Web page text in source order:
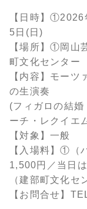
【日時】
5日(日)
【場所】①岡
町文化センター
【内容】モーツ
の生演奏
(フィガロの結
ーチ・レクイエ
【対象】一般
【入場料】①（
1,500円／当日
（建部町文化セ
【お問合せ】